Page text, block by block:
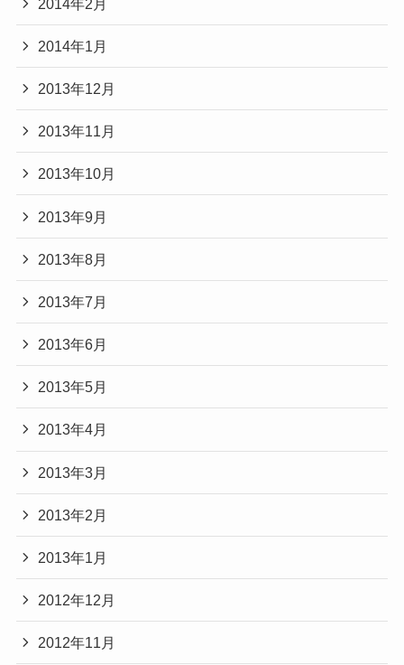
2014年1月
2013年12月
2013年11月
2013年10月
2013年9月
2013年8月
2013年7月
2013年6月
2013年5月
2013年4月
2013年3月
2013年2月
2013年1月
2012年12月
2012年11月